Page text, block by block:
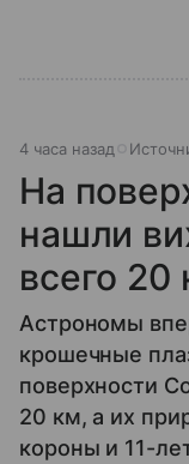
4 часа назад
На
нашли
всего 20
Астрономы
крошечные
поверхности
20 км, а их
короны и 11-